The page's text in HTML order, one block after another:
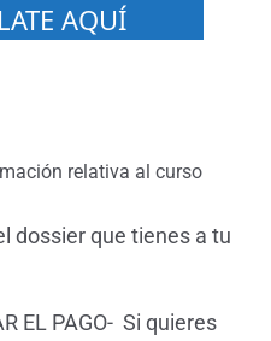
AQUÍ
relativa al curso
dossier que tienes a tu
EL PAGO- Si quieres